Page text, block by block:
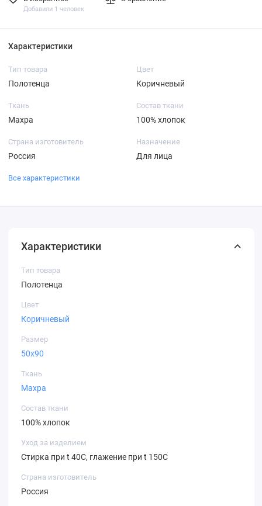
Добавили 1 человек
Характеристики
Тип товара
Полотенца
Цвет
Коричневый
Ткань
Махра
Состав ткани
100% хлопок
Страна изготовитель
Россия
Назначение
Для лица
Все характеристики
Характеристики
Тип товара
Полотенца
Цвет
Коричневый
Размер
50х90
Ткань
Махра
Состав ткани
100% хлопок
Уход за изделием
Стирка при t 40С, глажение при t 150С
Страна изготовитель
Россия